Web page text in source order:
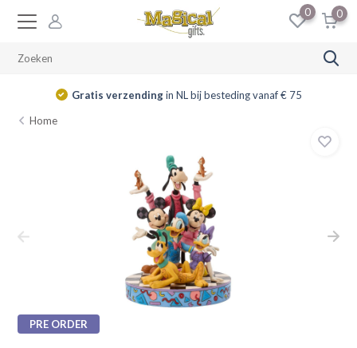
0 0
Gratis verzendingin NL bij besteding vanaf € 75
Home
PRE ORDER